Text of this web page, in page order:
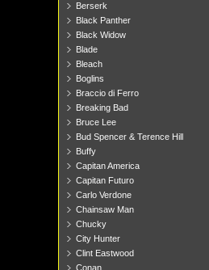
Berserk
Black Panther
Black Widow
Blade
Bleach
Boglins
Braccio di Ferro
Breaking Bad
Bruce Lee
Bud Spencer & Terence Hill
Buffy
Capitan America
Capitan Futuro
Carlo Verdone
Chainsaw Man
Chucky
City Hunter
Clint Eastwood
Conan